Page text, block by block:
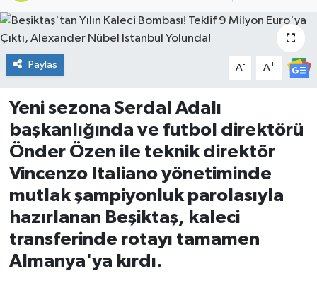
Paylaş A- A+
Yeni sezona Serdal Adalı
başkanlığında ve futbol direktörü
Önder Özen ile teknik direktör
Vincenzo Italiano yönetiminde
mutlak şampiyonluk parolasıyla
hazırlanan Beşiktaş, kaleci
transferinde rotayı tamamen
Almanya'ya kırdı.
DÜNYA
Dursunbey
EĞİTİM
Erdek
Gömeç
Gönen